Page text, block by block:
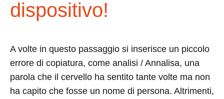
dispositivo!
A volte in questo passaggio si inserisce un piccolo
errore di copiatura, come analisi / Annalisa, una
parola che il cervello ha sentito tante volte ma non
ha capito che fosse un nome di persona. Altrimenti,